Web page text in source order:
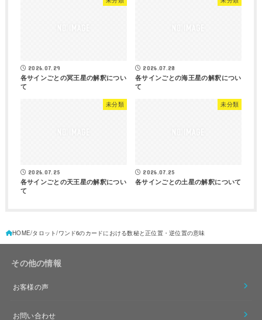
2026.07.29
各サインごとの冥王星の解釈につい
て
2026.07.28
各サインごとの海王星の解釈につい
て
未分類
2026.07.25
各サインごとの天王星の解釈につい
て
未分類
2026.07.25
各サインごとの土星の解釈について
HOME タロット ワンド6のカードにおける数秘と正位置・逆位置の意味
その他の情報
お客様の声
お問い合わせ